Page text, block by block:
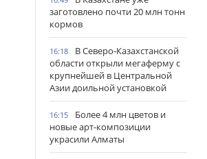
заготовлено почти 20 млн тонн
кормов
16:18
В Северо-Казахстанской
области открыли мегаферму с
крупнейшей в Центральной
Азии доильной установкой
16:15
Более 4 млн цветов и
новые арт-композиции
украсили Алматы